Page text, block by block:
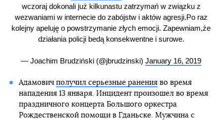
wczoraj dokonali już kilkunastu zatrzymań w związku z
wezwaniami w internecie do zabójstw i aktów agresji.Po raz
kolejny apeluję o powstrzymanie złych emocji. Zapewniam,że
działania policji bedą konsekwentne i surowe.
— Joachim Brudziński (@jbrudzinski) January 16, 2019
Адамович получил серьезные раненияво время
нападения 13 января. Инцидент произошел во время
праздничного концерта Большого оркестра
Рождественской помощи в Гданьске. Мужчина с